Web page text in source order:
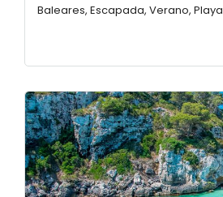
Baleares, Escapada, Verano, Playa